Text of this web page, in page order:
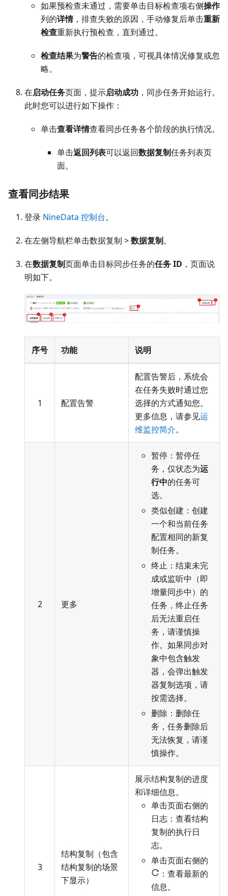
如果预检查未通过，需要单击目标检查项右侧操作
列的详情，排查失败的原因，手动修复后单击重新
检查重新执行预检查，直到通过。
检查结果为警告的检查项，可视具体情况修复或忽
略。
在启动任务页面，提示启动成功 ，同步任务开始运行。
此时您可以进行如下操作：
单击查看详情查看同步任务各个阶段的执行情况。
单击返回列表可以返回数据复制任务列表页
面。
查看同步结果
登录 NineData 控制台。
在左侧导航栏单击数据复制 >数据复制。
在数据复制页面单击目标同步任务的任务 ID ，页面说
明如下。
序号 功能 说明
1 配置告警
配置告警后，系统会
在任务失败时通过您
选择的方式通知您。
更多信息，请参见运
维监控简介。
2 更多
暂停：暂停任
务，仅状态为运
行中的任务可
选。
类似创建：创建
一个和当前任务
配置相同的新复
制任务。
终止：结束未完
成或监听中（即
增量同步中）的
任务，终止任务
后无法重启任
务，请谨慎操
作。如果同步对
象中包含触发
器，会弹出触发
器复制选项，请
按需选择。
删除：删除任
务，任务删除后
无法恢复，请谨
慎操作。
3
结构复制（包含
结构复制的场景
下显示）
展示结构复制的进度
和详细信息。
单击页面右侧的
日志：查看结构
复制的执行日
志。
单击页面右侧的
：查看最新的
信息。